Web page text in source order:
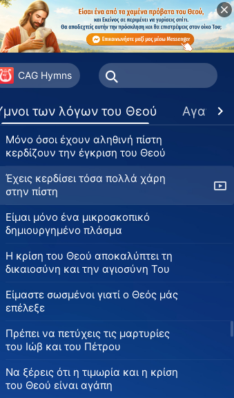
CAG Hymns
των λόγων του Θεού
έσχατες ημέρες
Η αλήθεια του έργου της
κατάκτησης κατά τις έσχατες
ημέρες
Το τελικό στάδιο της κατάκτησης
προορίζεται για τη σωτηρία των
ανθρώπων
Ποια θα είναι η έκβασή σου;
Μόνο όσοι έχουν αληθινή πίστη
κερδίζουν την έγκριση του Θεού
Έχεις κερδίσει τόσα πολλά χάρη
στην πίστη
Είμαι μόνο ένα μικροσκοπικό
δημιουργημένο πλάσμα
Η κρίση του Θεού αποκαλύπτει τη
δικαιοσύνη και την αγιοσύνη Του
Είμαστε σωσμένοι γιατί ο Θεός μάς
επέλεξε
Πρέπει να πετύχεις τις μαρτυρίες
του Ιώβ και του Πέτρου
Να ξέρεις ότι η τιμωρία και η κρίση
του Θεού είναι αγάπη